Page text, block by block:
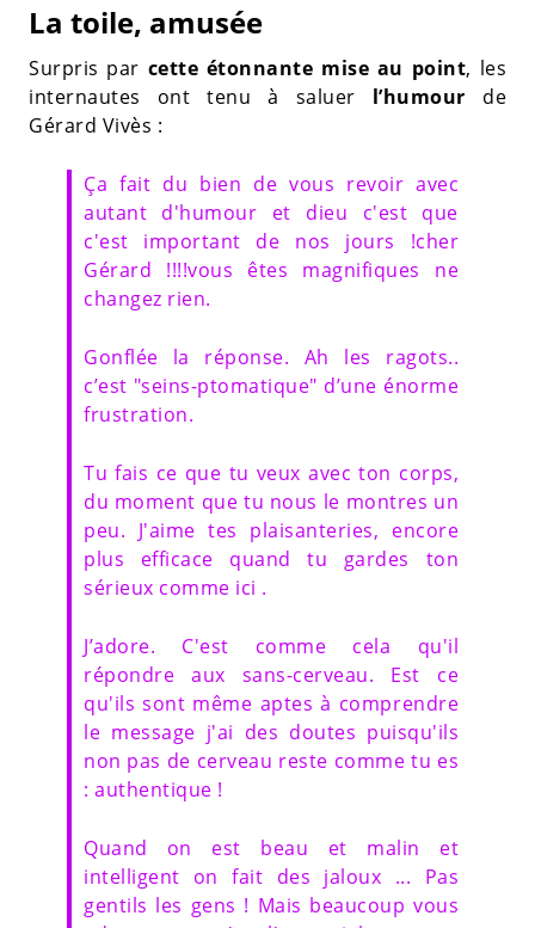
La toile, amusée
Surpris par cette étonnante mise au point, les
internautes ont tenu à saluer l’humour de
Gérard Vivès :
Ça fait du bien de vous revoir avec
autant d'humour et dieu c'est que
c'est important de nos jours !cher
Gérard !!!!vous êtes magnifiques ne
changez rien.
Gonflée la réponse. Ah les ragots..
c’est "seins-ptomatique" d’une énorme
frustration.
Tu fais ce que tu veux avec ton corps,
du moment que tu nous le montres un
peu. J'aime tes plaisanteries, encore
plus efficace quand tu gardes ton
sérieux comme ici .
J’adore. C'est comme cela qu'il
répondre aux sans-cerveau. Est ce
qu'ils sont même aptes à comprendre
le message j'ai des doutes puisqu'ils
non pas de cerveau reste comme tu es
: authentique !
Quand on est beau et malin et
intelligent on fait des jaloux ... Pas
gentils les gens ! Mais beaucoup vous